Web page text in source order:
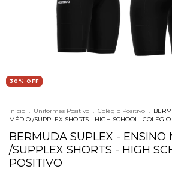
30 % OFF
Início . Uniformes Positivo . Colégio Positivo .
MÉDIO /SUPPLEX SHORTS - HIGH SCHOOL- COLÉGIO
BERMUDA SUPLEX - ENSINO
/SUPPLEX SHORTS - HIGH
POSITIVO